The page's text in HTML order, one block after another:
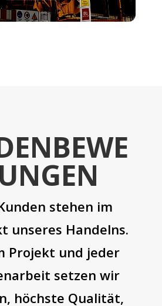
stehen im
unseres Handelns.
Projekt und jeder
setzen wir
höchste Qualität,